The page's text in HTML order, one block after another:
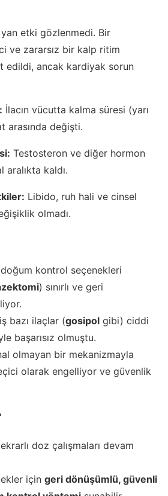
etki gözlenmedi. Bir
ve zararsız bir kalp ritim
edildi, ancak kardiyak sorun
İlacın vücutta kalma süresi (yarı
arasında değişti.
Testosteron ve diğer hormon
aralıkta kaldı.
Libido, ruh hali ve cinsel
olmadı.
kontrol seçenekleri
) sınırlı ve geri
bazı ilaçlar (gosipol gibi) ciddi
başarısız olmuştu.
olmayan bir mekanizmayla
olarak engelliyor ve güvenlik
doz çalışmaları devam
için geri dönüşümlü, güvenli